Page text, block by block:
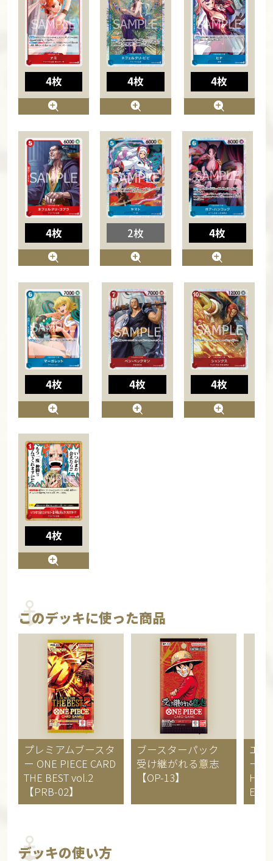
4枚 4枚 4枚
4枚 2枚 4枚
4枚 4枚 4枚
4枚
このデッキに使った商品
プレミアムブースタ
ー ONE PIECE CARD
THE BEST vol.2
【PRB-02】
ブースターパック
受け継がれる意志
【OP-13】
エク
ー
デッキの使い方